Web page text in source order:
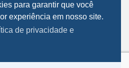
para garantir que você
experiência em nosso site.
de privacidade e